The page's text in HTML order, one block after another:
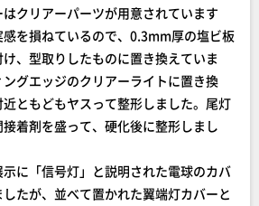
クリアーパーツが用意されています
を損ねているので、0.3mm厚の塩ビ板
、型取りしたものに置き換えていま
グエッジのクリアーライトに置き換
ともどもヤスって整形しました。尾灯
着剤を盛って、硬化後に整形しまし
に「信号灯」と説明された電球のカバ
たが、並べて置かれた翼端灯カバーと